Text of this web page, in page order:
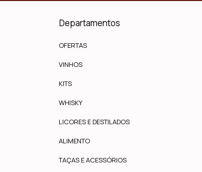
Departamentos
OFERTAS
VINHOS
KITS
WHISKY
LICORES E DESTILADOS
ALIMENTO
TAÇAS E ACESSÓRIOS